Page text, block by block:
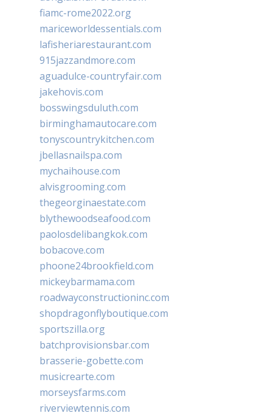
fiamc-rome2022.org
mariceworldessentials.com
lafisheriarestaurant.com
915jazzandmore.com
aguadulce-countryfair.com
jakehovis.com
bosswingsduluth.com
birminghamautocare.com
tonyscountrykitchen.com
jbellasnailspa.com
mychaihouse.com
alvisgrooming.com
thegeorginaestate.com
blythewoodseafood.com
paolosdelibangkok.com
bobacove.com
phoone24brookfield.com
mickeybarmama.com
roadwayconstructioninc.com
shopdragonflyboutique.com
sportszilla.org
batchprovisionsbar.com
brasserie-gobette.com
musicrearte.com
morseysfarms.com
riverviewtennis.com